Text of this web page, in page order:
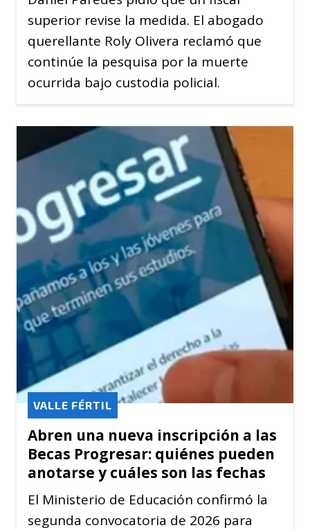
superior revise la medida. El abogado
querellante Roly Olivera reclamó que
continúe la pesquisa por la muerte
ocurrida bajo custodia policial.
Abren una nueva inscripción a las
Becas Progresar: quiénes pueden
anotarse y cuáles son las fechas
VALLE FÉRTIL
El Ministerio de Educación confirmó la
segunda convocatoria de 2026 para